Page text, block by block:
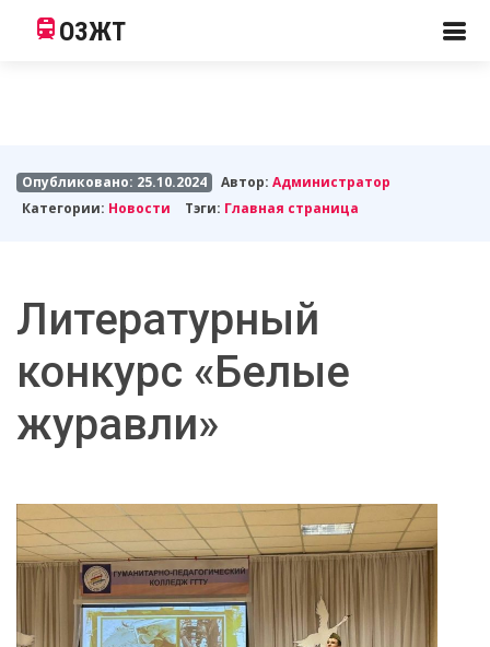
ОЗЖТ
Опубликовано: 25.10.2024 Автор:Администратор
Категории: Новости Тэги: Главная страница
Литературный
конкурс «Белые
журавли»